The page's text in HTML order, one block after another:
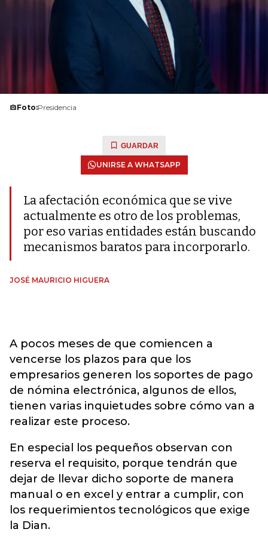
Foto:Presidencia
GUARDAR
UNIRSE A WHATSAPP
La afectación económica que se vive
actualmente es otro de los problemas,
por eso varias entidades están buscando
mecanismos baratos para incorporarlo.
JOSÉ MAURICIO HIGUERA
A pocos meses de que comiencen a
vencerse los plazos para que los
empresarios generen los soportes de pago
de nómina electrónica, algunos de ellos,
tienen varias inquietudes sobre cómo van a
realizar este proceso.
En especial los pequeños observan con
reserva el requisito, porque tendrán que
dejar de llevar dicho soporte de manera
manual o en excel y entrar a cumplir, con
los requerimientos tecnológicos que exige
la Dian.